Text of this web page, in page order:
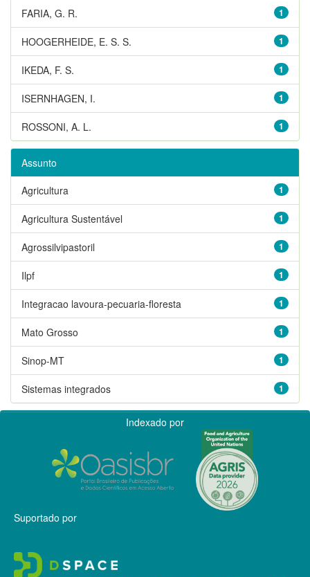
1
FARIA, G. R.
1
HOOGERHEIDE, E. S. S.
1
IKEDA, F. S.
1
ISERNHAGEN, I.
1
ROSSONI, A. L.
Assunto
1
Agricultura
1
Agricultura Sustentável
1
Agrossilvipastoril
1
Ilpf
1
Integracao lavoura-pecuaria-floresta
1
Mato Grosso
1
Sinop-MT
1
Sistemas integrados
Indexado por
Suportado por